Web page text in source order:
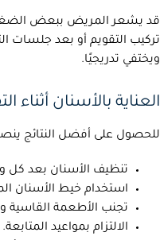
قد يشعر المريض ببعض الضغط
تركيب التقويم أو بعد جلسات
ويختفي تدريجيًا.
العناية بالأسنان أثناء
للحصول على أفضل النتائج
تنظيف الأسنان بعد كل
استخدام خيط الأسنان
تجنب الأطعمة القاسية
الالتزام بمواعيد المتابعة.